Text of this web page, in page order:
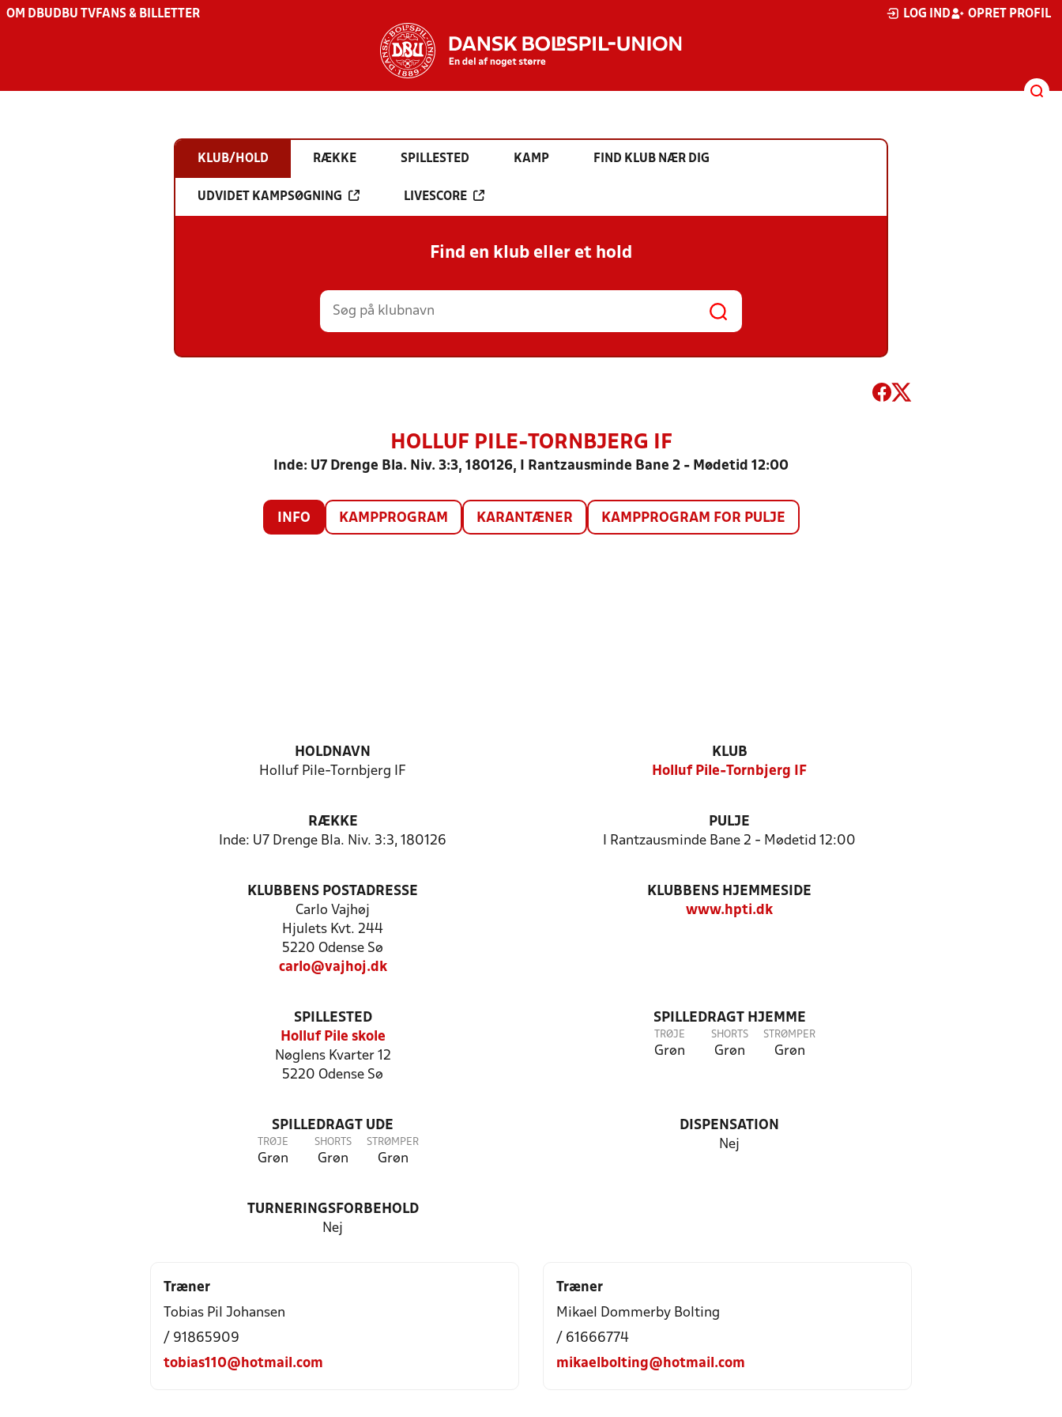
OM DBU DBU TV FANS & BILLETTER LOG IND OPRET PROFIL
KLUB/HOLD RÆKKE SPILLESTED KAMP FIND KLUB NÆR DIG
UDVIDET KAMPSØGNING LIVESCORE
Find en klub eller et hold
HOLLUF PILE-TORNBJERG IF
Inde: U7 Drenge Bla. Niv. 3:3, 180126, I Rantzausminde Bane 2 - Mødetid 12:00
INFO KAMPPROGRAM KARANTÆNER KAMPPROGRAM FOR PULJE
HOLDNAVN
Holluf Pile-Tornbjerg IF
KLUB
Holluf Pile-Tornbjerg IF
RÆKKE
Inde: U7 Drenge Bla. Niv. 3:3, 180126
PULJE
I Rantzausminde Bane 2 - Mødetid 12:00
KLUBBENS POSTADRESSE
Carlo Vajhøj
Hjulets Kvt. 244
5220 Odense Sø
carlo@vajhoj.dk
KLUBBENS HJEMMESIDE
www.hpti.dk
SPILLESTED
Holluf Pile skole
Nøglens Kvarter 12
5220 Odense Sø
SPILLEDRAGT HJEMME
TRØJE
Grøn
SHORTS
Grøn
STRØMPER
Grøn
SPILLEDRAGT UDE
TRØJE
Grøn
SHORTS
Grøn
STRØMPER
Grøn
DISPENSATION
Nej
TURNERINGSFORBEHOLD
Nej
Træner
Tobias Pil Johansen
/ 91865909
tobias110@hotmail.com
Træner
Mikael Dommerby Bolting
/ 61666774
mikaelbolting@hotmail.com